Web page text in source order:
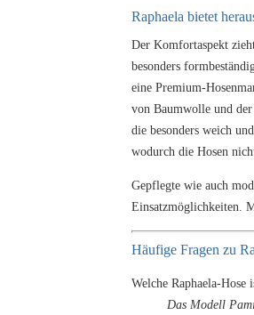
Raphaela bietet
Der Komfortaspekt
besonders
eine Premium-
von Baumwolle und
die besonders weich
wodurch die Hosen
Gepflegte wie auch
Einsatzmöglichkeiten.
Häufige Fragen zu
Welche Raphaela-Hose
Das Modell